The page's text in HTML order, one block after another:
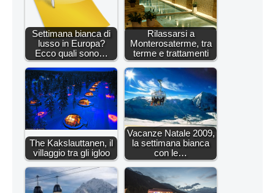
Settimana bianca di
lusso in Europa?
Ecco quali sono…
Rilassarsi a
Monterosaterme, tra
terme e trattamenti
The Kakslauttanen, il
villaggio tra gli igloo
Vacanze Natale 2009,
la settimana bianca
con le…